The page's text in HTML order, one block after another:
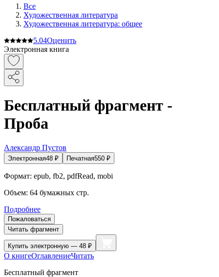
Все
Художественная литература
Художественная литература: общее
5.04Оценить
Электронная книга
Бесплатный фрагмент -
Проба
Александр Пустов
Электронная48 ₽ Печатная550 ₽
Формат: epub, fb2, pdfRead, mobi
Объем: 64 бумажных стр.
Подробнее
Пожаловаться
Читать фрагмент
Купить электронную — 48 ₽
О книгеОглавлениеЧитать
Бесплатный фрагмент